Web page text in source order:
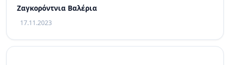
Ζαγκορόντνια Βαλέρια
17.11.2023